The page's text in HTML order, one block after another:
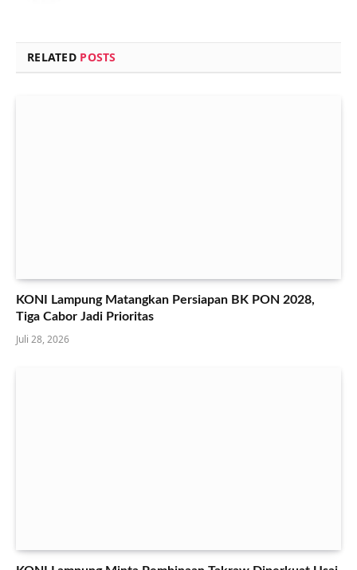
RELATED POSTS
KONI Lampung Matangkan Persiapan BK PON 2028,
Tiga Cabor Jadi Prioritas
Juli 28, 2026